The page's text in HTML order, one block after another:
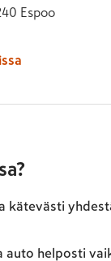
Espoo
kätevästi
auto helposti